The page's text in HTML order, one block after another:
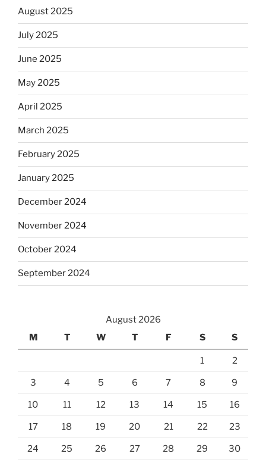
August 2025
July 2025
June 2025
May 2025
April 2025
March 2025
February 2025
January 2025
December 2024
November 2024
October 2024
September 2024
August 2026
M
T W T F S S
1 2
3 4 5 6 7 8 9
10 11 12 13 14 15 16
17 18 19 20 21 22 23
24 25 26 27 28 29 30